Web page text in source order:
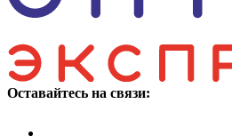
Оставайтесь на связи: